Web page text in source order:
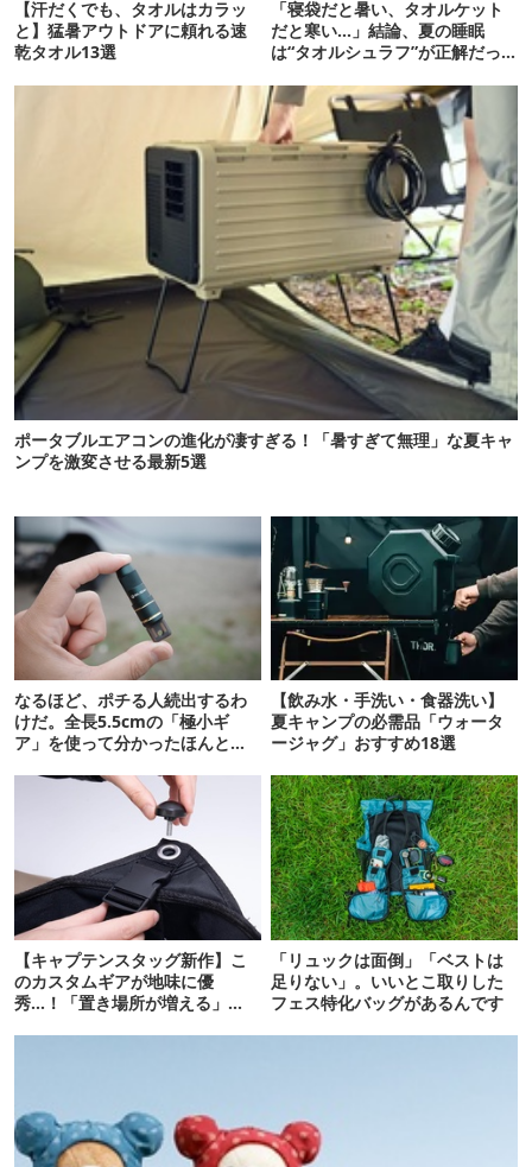
【汗だくでも、タオルはカラッ
と】猛暑アウトドアに頼れる速
乾タオル13選
「寝袋だと暑い、タオルケット
だと寒い…」結論、夏の睡眠
は“タオルシュラフ”が正解だっ
ポータブルエアコンの進化が凄すぎる！「暑すぎて無理」な夏キャ
ンプを激変させる最新5選
なるほど、ポチる人続出するわ
けだ。全長5.5cmの「極小ギ
ア」を使って分かったほんとの
【飲み水・手洗い・食器洗い】
夏キャンプの必需品「ウォータ
ージャグ」おすすめ18選
【キャプテンスタッグ新作】こ
のカスタムギアが地味に優
秀…！「置き場所が増える」
「リュックは面倒」「ベストは
足りない」。いいとこ取りした
フェス特化バッグがあるんです